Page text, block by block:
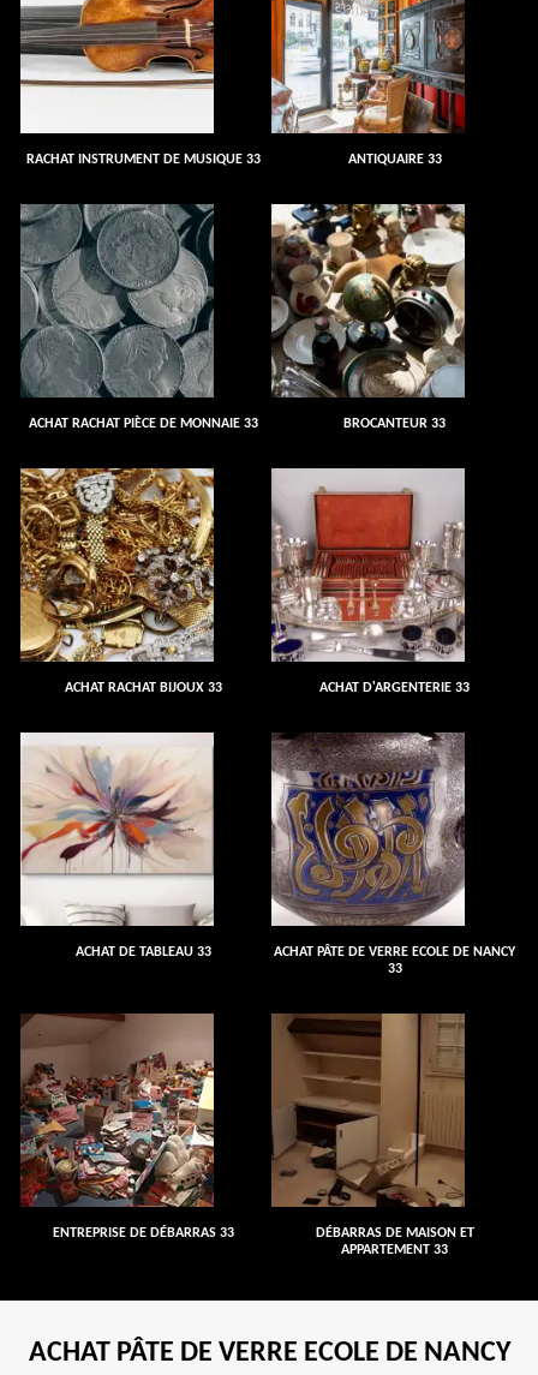
RACHAT INSTRUMENT DE MUSIQUE 33 ANTIQUAIRE 33
ACHAT RACHAT PIÈCE DE MONNAIE 33 BROCANTEUR 33
ACHAT RACHAT BIJOUX 33 ACHAT D'ARGENTERIE 33
ACHAT DE TABLEAU 33
ACHAT PÂTE DE VERRE ECOLE DE NANCY
33
ENTREPRISE DE DÉBARRAS 33
DÉBARRAS DE MAISON ET
APPARTEMENT 33
ACHAT PÂTE DE VERRE ECOLE DE NANCY